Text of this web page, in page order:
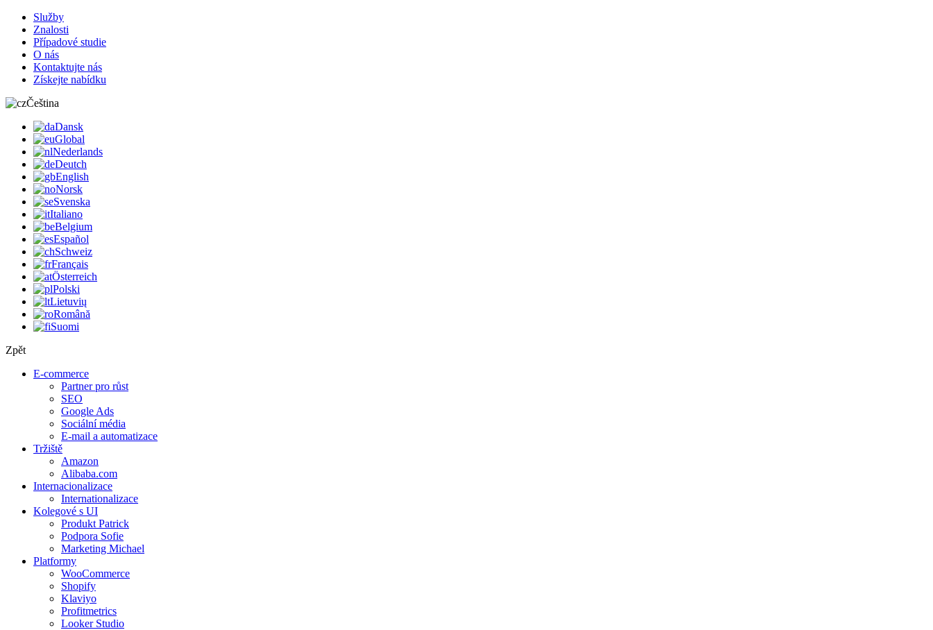
Služby
Znalosti
Případové studie
O nás
Kontaktujte nás
Získejte nabídku
Čeština
Dansk
Global
Nederlands
Deutch
English
Norsk
Svenska
Italiano
Belgium
Español
Schweiz
Français
Österreich
Polski
Lietuvių
Română
Suomi
Zpět
E-commerce
Partner pro růst
SEO
Google Ads
Sociální média
E-mail a automatizace
Tržiště
Amazon
Alibaba.com
Internacionalizace
Internationalizace
Kolegové s UI
Produkt Patrick
Podpora Sofie
Marketing Michael
Platformy
WooCommerce
Shopify
Klaviyo
Profitmetrics
Looker Studio